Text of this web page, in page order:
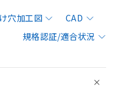
穴加工図
CAD
規格認証/適合状況